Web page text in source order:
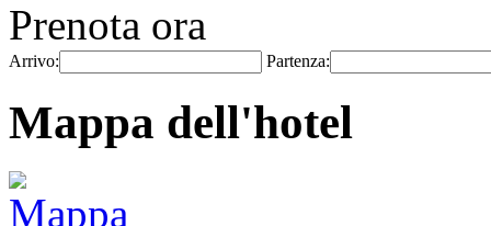
Prenota ora
Arrivo: Partenza:
Mappa dell'hotel